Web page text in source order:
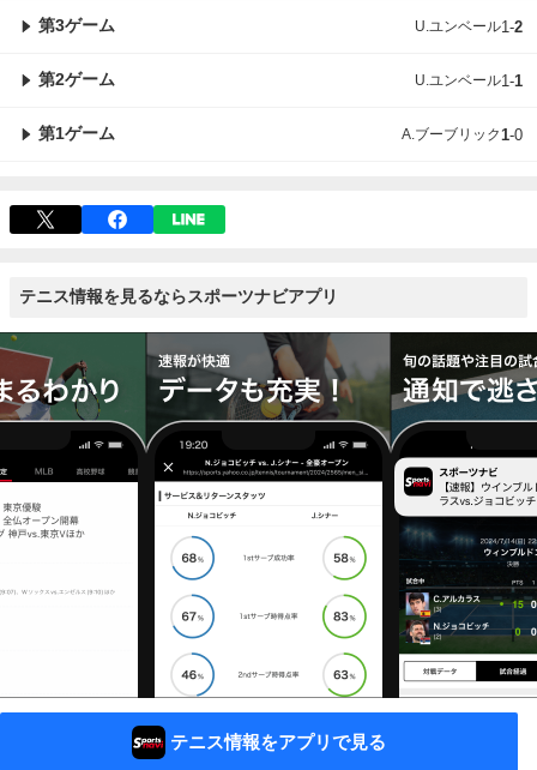
第3ゲーム U.ユンベール1-2
第2ゲーム U.ユンベール1-1
第1ゲーム A.ブーブリック 1-0
テニス情報を見るならスポーツナビアプリ
テニス情報をアプリで見る